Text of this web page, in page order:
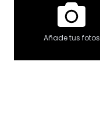
Añade tus fotos